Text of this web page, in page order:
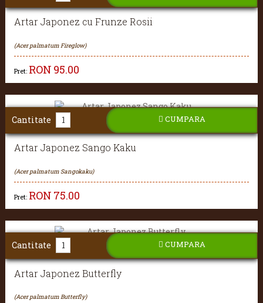
Artar Japonez cu Frunze Rosii
(Acer palmatum Fireglow)
Pret: RON 95.00
Artar Japonez Sango Kaku
(Acer palmatum Sangokaku)
Pret: RON 75.00
Cantitate CUMPARA
Artar Japonez Butterfly
(Acer palmatum Butterfly)
Cantitate CUMPARA